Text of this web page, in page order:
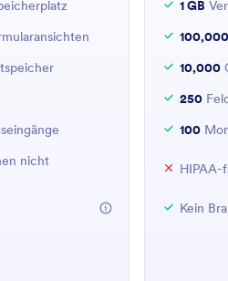
nicht
1 GB
100,000
10,000
250
100
HIPAA-
Kein